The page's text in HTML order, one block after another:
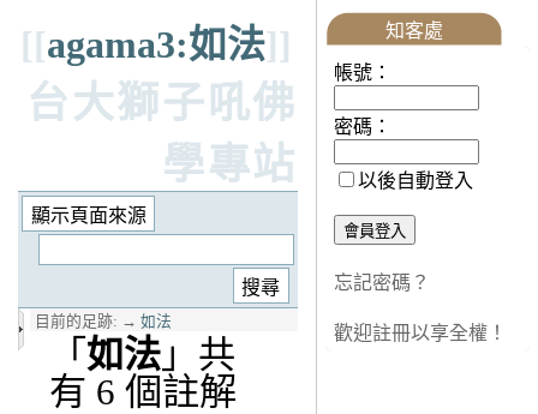
[[agama3:如法]]
台大獅子吼佛
學專站
目前的足跡: → 如法
「 如法 」共
有 6 個註解
知客處
帳號：
密碼：
以後自動登入
忘記密碼？
歡迎註冊以享全權！